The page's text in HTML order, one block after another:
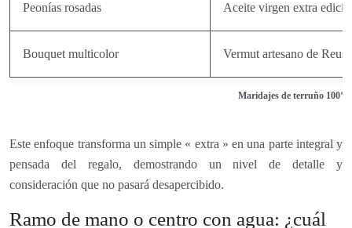
Maridajes de terruño 100%
Peonías rosadas Aceite virgen extra
Bouquet multicolor Vermut artesano de Reus
Este enfoque transforma un simple « extra » en una parte integral y
pensada del regalo, demostrando un nivel de detalle y
consideración que no pasará desapercibido.
Ramo de mano o centro con agua: ¿cuál